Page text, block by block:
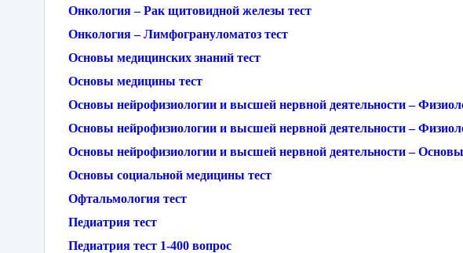
Онкология – Рак щитовидной железы тест
Онкология – Лимфогрануломатоз тест
Основы медицинских знаний тест
Основы медицины тест
Основы нейрофизиологии и высшей нервной деятельности –
Основы нейрофизиологии и высшей нервной деятельности –
Основы нейрофизиологии и высшей нервной деятельности – Основы
Основы социальной медицины тест
Офтальмология тест
Педиатрия тест
Педиатрия тест 1-400 вопрос